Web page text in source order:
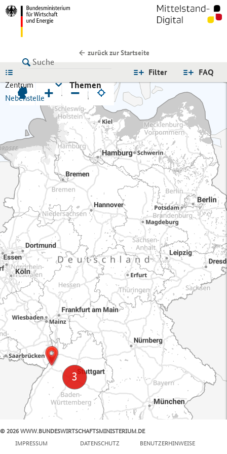
zurück zur Startseite
FAQ
Filter
Zentrum
Nebenstelle
Themen
+ −
© 2026 WWW.BUNDESWIRTSCHAFTSMINISTERIUM.DE
IMPRESSUM
DATENSCHUTZ BENUTZERHINWEISE